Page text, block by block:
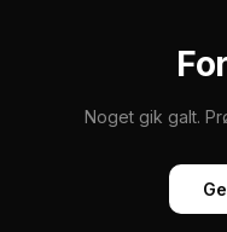
Noget gik galt.